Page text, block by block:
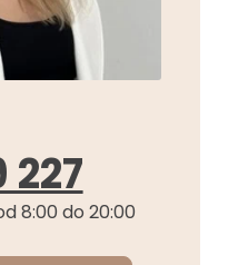
8:00 do 20:00